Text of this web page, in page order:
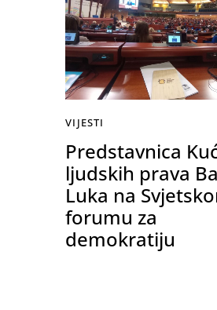
VIJESTI
Predstavnica
ljudskih prava
Luka na
forumu za
demokratiju